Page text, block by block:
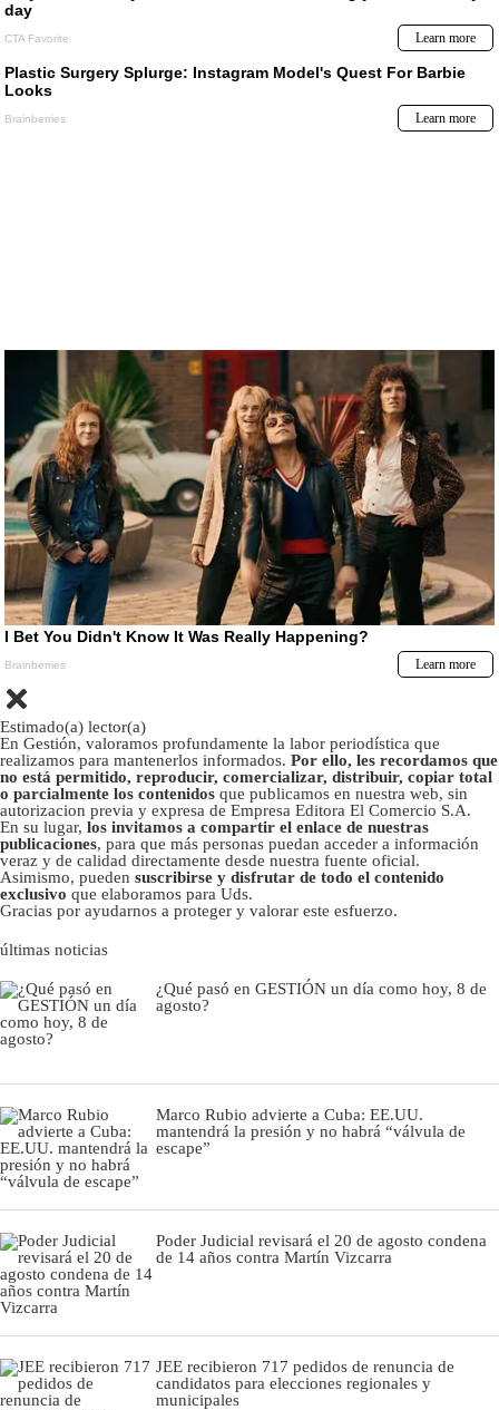
Estimado(a) lector(a)
En Gestión, valoramos profundamente la labor periodística que
realizamos para mantenerlos informados. Por ello, les recordamos que
no está permitido, reproducir, comercializar, distribuir, copiar total
o parcialmente los contenidos que publicamos en nuestra web, sin
autorizacion previa y expresa de Empresa Editora El Comercio S.A.
En su lugar, los invitamos a compartir el enlace de nuestras
publicaciones, para que más personas puedan acceder a información
veraz y de calidad directamente desde nuestra fuente oficial.
Asimismo, pueden suscribirse y disfrutar de todo el contenido
exclusivo que elaboramos para Uds.
Gracias por ayudarnos a proteger y valorar este esfuerzo.
últimas noticias
¿Qué pasó en GESTIÓN un día como hoy, 8 de
agosto?
Marco Rubio advierte a Cuba: EE.UU.
mantendrá la presión y no habrá “válvula de
escape”
Poder Judicial revisará el 20 de agosto condena
de 14 años contra Martín Vizcarra
JEE recibieron 717 pedidos de renuncia de
candidatos para elecciones regionales y
municipales